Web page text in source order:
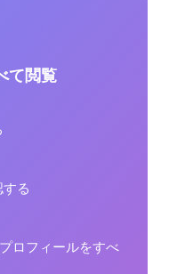
て閲覧
る
ロフィールをすべ